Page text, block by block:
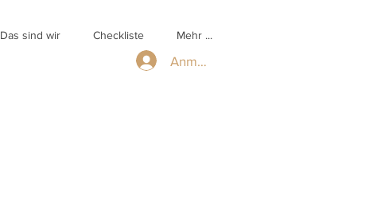
Das sind wir Checkliste Mehr ...
Anmelden